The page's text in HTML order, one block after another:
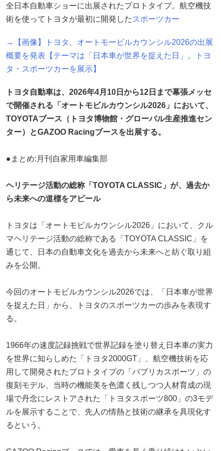
全日本自動車ショーに出展されたプロトタイプ。航空機技
術を使ってトヨタが最初に開発した スポーツカー
→【画像】トヨタ、オートモービルカウンシル2026の出展
概要を発表【テーマは「日本車が世界を捉えた日」。トヨ
タ・スポーツカーを展示】
トヨタ自動車は、2026年4月10日から12日まで幕張メッセ
で開催される「オートモビルカウンシル2026」において、
TOYOTAブース（トヨタ博物館・グローバル生産推進セン
ター）とGAZOO Racingブースを出展する。
●まとめ:月刊自家用車編集部
ヘリテージ活動の総称「TOYOTA CLASSIC」が、過去か
ら未来への道標をアピール
トヨタは「オートモビルカウンシル2026」において、クル
マヘリテージ活動の総称である「TOYOTA CLASSIC」を
通じて、日本の自動車文化を過去から未来へと紡ぐ取り組
みを公開。
今回のオートモビルカウンシル2026では、「日本車が世界
を捉えた日」から、トヨタのスポーツカーの歩みを表現す
る。
1966年の速度記録挑戦で世界記録を塗り替え日本車の実力
を世界に知らしめた「トヨタ2000GT」、航空機技術を応
用して開発されたプロトタイプの「パブリカスポーツ」の
復刻モデル、当時の機能美を色濃く残しつつ人材育成の現
場で丹念にレストアされた「トヨタスポーツ800」の3モデ
ルを展示することで、先人の情熱と技術の継承を具現化す
るという。